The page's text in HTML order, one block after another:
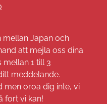
mellan Japan och
att mejla oss dina
1 till 3
meddelande.
men oroa dig inte, vi
fort vi kan!